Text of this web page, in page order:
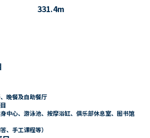
331.4m
晚餐及自助餐厅
中心、游泳池、按摩浴缸、俱乐部休息室、图书馆
、手工课程等）